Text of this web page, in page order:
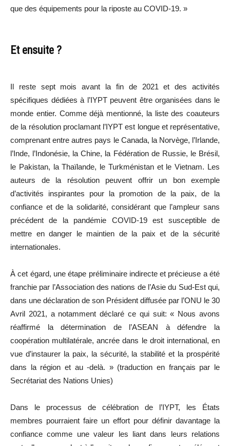
que des équipements pour la riposte au COVID-19. »
Et ensuite ?
Il reste sept mois avant la fin de 2021 et des activités
spécifiques dédiées à l’IYPT peuvent être organisées dans le
monde entier. Comme déjà mentionné, la liste des coauteurs
de la résolution proclamant l’IYPT est longue et représentative,
comprenant entre autres pays le Canada, la Norvège, l’Irlande,
l’Inde, l’Indonésie, la Chine, la Fédération de Russie, le Brésil,
le Pakistan, la Thaïlande, le Turkménistan et le Vietnam. Les
auteurs de la résolution peuvent offrir un bon exemple
d’activités inspirantes pour la promotion de la paix, de la
confiance et de la solidarité, considérant que l’ampleur sans
précédent de la pandémie COVID-19 est susceptible de
mettre en danger le maintien de la paix et de la sécurité
internationales.
À cet égard, une étape préliminaire indirecte et précieuse a été
franchie par l’Association des nations de l’Asie du Sud-Est qui,
dans une déclaration de son Président diffusée par l’ONU le 30
Avril 2021, a notamment déclaré ce qui suit: « Nous avons
réaffirmé la détermination de l’ASEAN à défendre la
coopération multilatérale, ancrée dans le droit international, en
vue d’instaurer la paix, la sécurité, la stabilité et la prospérité
dans la région et au -delà. » (traduction en français par le
Secrétariat des Nations Unies)
Dans le processus de célébration de l’IYPT, les États
membres pourraient faire un effort pour définir davantage la
confiance comme une valeur les liant dans leurs relations